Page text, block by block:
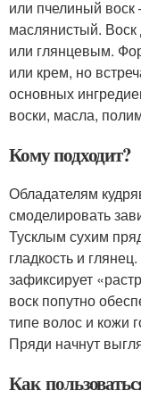
или пчелиный
маслянистый.
или глянцевым.
или крем, но
основных
воски, масла,
Кому подходит?
Обладателям
смоделировать
Тусклым сухим
гладкость и
зафиксирует
воск попутно
типе волос и кожи
Пряди начнут
Как